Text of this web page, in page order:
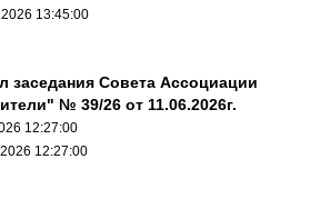
13:45:00
заседания Совета Ассоциации
№ 39/26 от 11.06.2026г.
12:27:00
12:27:00